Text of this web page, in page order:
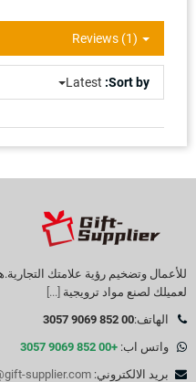
Reviews (1)
Sort by:
Latest
للأعمال وتضخيم رؤية علامتك
لعميلك لصنع مواد ترويجية [...]
الهاتف:00 852 9069 3057
واتس اب: +00 852 9069 3057
بريد الالكتروني: supplier.com